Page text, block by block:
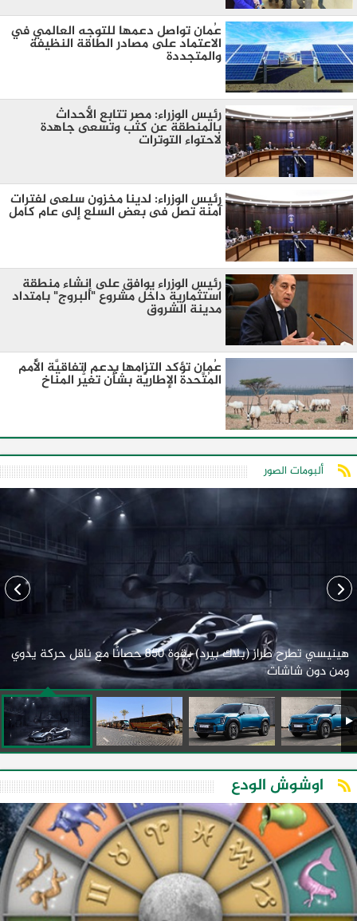
عُمان تواصل دعمها للتوجه العالمي في
الاعتماد على مصادر الطاقة النظيفة
والمتجددة
رئيس الوزراء: مصر تتابع الأحداث
بالمنطقة عن كثب وتسعى جاهدة
لاحتواء التوترات
رئيس الوزراء: لدينا مخزون سلعى لفترات
آمنة تصل فى بعض السلع إلى عام كامل
رئيس الوزراء يوافق على إنشاء منطقة
استثمارية داخل مشروع "البروج" بامتداد
مدينة الشروق
عُمان تؤكد التزامها بدعم اتفاقيَّة الأُمم
المُتَّحدة الإطاريَّة بشأن تغيُّر المناخ
ألبومات الصور
هينيسي تطرح طراز (بلاك بيرد) بقوة 850 حصانًا مع ناقل حركة يدوي
ومن دون شاشات
اوشوش الودع